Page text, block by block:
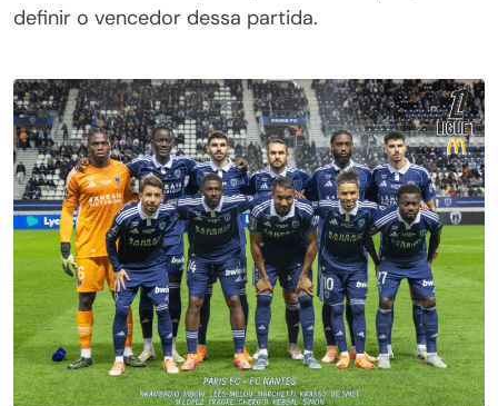
definir o vencedor dessa partida.